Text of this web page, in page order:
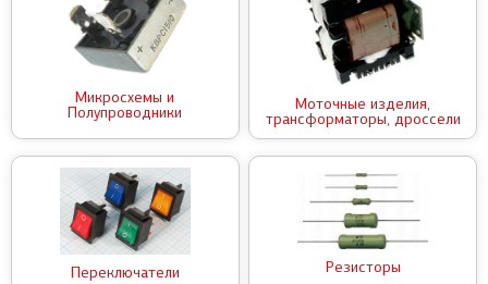
Микросхемы и
Полупроводники
Моточные изделия,
трансформаторы, дроссели
Переключатели Резисторы